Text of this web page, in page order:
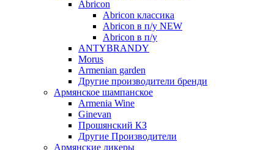
Abricon
Abricon классика
Abricon в п/у NEW
Abricon в п/у
ANTYBRANDY
Morus
Armenian garden
Другие производители бренди
Армянское шампанское
Armenia Wine
Ginevan
Прошянский КЗ
Другие Производители
Армянские ликеры